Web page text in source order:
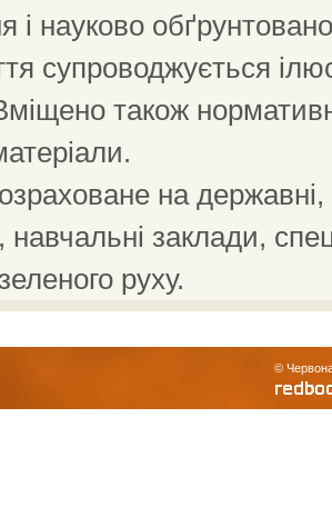
і науково
супроводжується
також
на державні,
навчальні заклади,
руху.
©